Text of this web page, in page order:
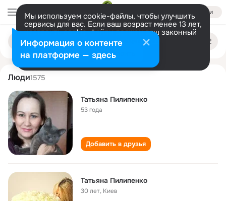
Войти
Мы используем cookie-файлы, чтобы улучшить
сервисы для вас. Если ваш возраст менее 13 лет,
настроить cookie-файлы должен ваш законный
представитель. Больше информации
Разрешить все Настроить
Поиск
людям
tatyana pilipenko
Люди1575
Татьяна Пилипенко
53 года
Добавить в друзья
Татьяна Пилипенко
30 лет, Киев
Информация о контенте
на платформе — здесь